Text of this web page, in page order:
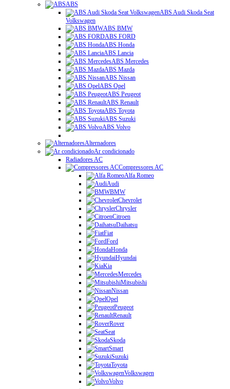
ABS
ABS Audi Skoda Seat
Volkswagen
ABS BMW
ABS FORD
ABS Honda
ABS Lancia
ABS Mercedes
ABS Mazda
ABS Nissan
ABS Opel
ABS Peugeot
ABS Renault
ABS Toyota
ABS Suzuki
ABS Volvo
Alternadores
Ar condicionado
Radiadores AC
Compressores AC
Alfa Romeo
Audi
BMW
Chevrolet
Chrysler
Citroen
Daihatsu
Fiat
Ford
Honda
Hyundai
Kia
Mercedes
Mitsubishi
Nissan
Opel
Peugeot
Renault
Rover
Seat
Skoda
Smart
Suzuki
Toyota
Volkswagen
Volvo